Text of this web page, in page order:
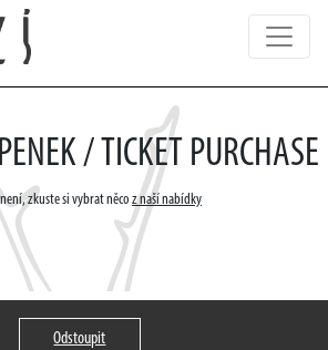
/ TICKET PURCHASE
zkuste si vybrat něco z naší nabídky
Odstoupit